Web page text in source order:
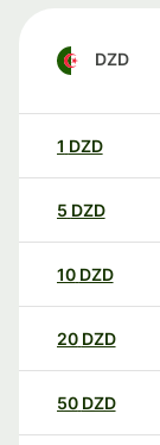
DZD
1 DZD
5 DZD
10 DZD
20 DZD
50 DZD